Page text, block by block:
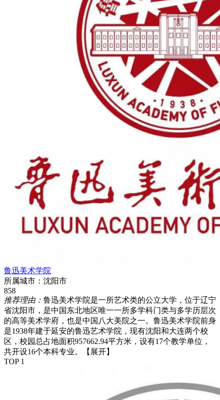
鲁迅美术学院
所属城市： 沈阳市
858
推荐理由： 鲁迅美术学院是一所艺术类的公立大学，位于辽宁
省沈阳市，是中国东北地区唯一一所多学科门类与多学历层次
的高等美术学府，也是中国八大美院之一。鲁迅美术学院前身
是1938年建于延安的鲁迅艺术学院，现有沈阳和大连两个校
区，校园总占地面积957662.94平方米，设有17个教学单位，
共开设16个本科专业。
【展开】
TOP 1